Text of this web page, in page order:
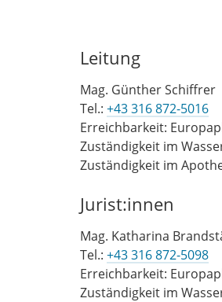
Leitung
Mag. Günther Schiffrer
Tel.: +43 316 872-5016
Erreichbarkeit:
Zuständigkeit im
Zuständigkeit im
Jurist:innen
Mag. Katharina
Tel.: +43 316 872-5098
Erreichbarkeit:
Zuständigkeit im